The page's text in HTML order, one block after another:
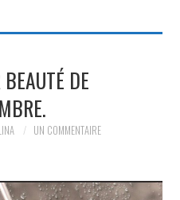
DE
UN COMMENTAIRE